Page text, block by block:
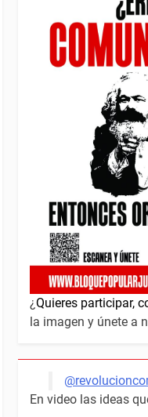
¿Quieres participar,
la imagen y únete a
En video las ideas